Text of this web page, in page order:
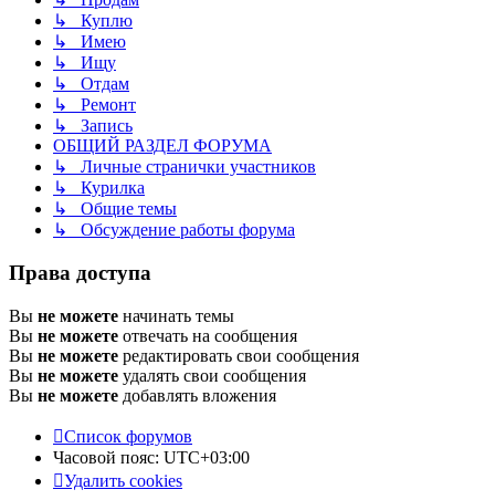
↳ Куплю
↳ Имею
↳ Ищу
↳ Отдам
↳ Ремонт
↳ Запись
ОБЩИЙ РАЗДЕЛ ФОРУМА
↳ Личные странички участников
↳ Курилка
↳ Общие темы
↳ Обсуждение работы форума
Права доступа
Вы не можете начинать темы
Вы не можете отвечать на сообщения
Вы не можете редактировать свои сообщения
Вы не можете удалять свои сообщения
Вы не можете добавлять вложения
Список форумов
Часовой пояс: UTC+03:00
Удалить cookies